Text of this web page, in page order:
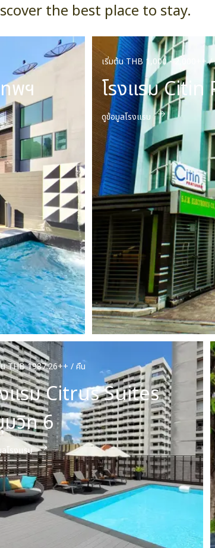
the best place to stay.
พฯ
เริ่มต้น THB 1,000 - 2,000++ /
โรงแรม
ดูข้อมูลโรงแรม
THB 1987.26++ / คืน
แรม Citrus Suites
วิท 6
โรงแรม